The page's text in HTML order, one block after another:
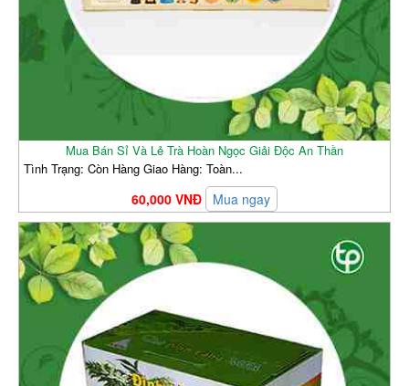
Mua Bán Sỉ Và Lẻ Trà Hoàn Ngọc Giải Độc An Thần
Tình Trạng: Còn Hàng Giao Hàng: Toàn...
60,000 VNĐ Mua ngay